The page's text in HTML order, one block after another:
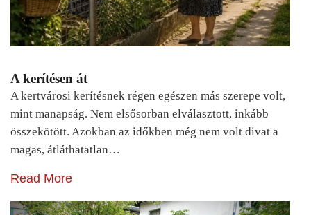
A kerítésen át
A kertvárosi kerítésnek régen egészen más szerepe volt,
mint manapság. Nem elsősorban elválasztott, inkább
összekötött. Azokban az időkben még nem volt divat a
magas, átláthatatlan…
Read More